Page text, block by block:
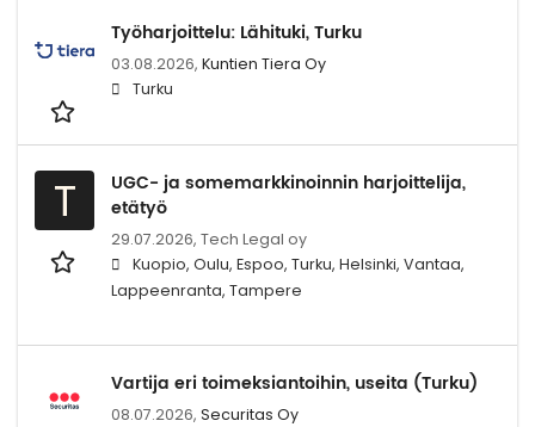
Työharjoittelu: Lähituki, Turku
03.08.2026, Kuntien Tiera Oy
Turku
T
UGC- ja somemarkkinoinnin harjoittelija,
etätyö
29.07.2026, Tech Legal oy
Kuopio, Oulu, Espoo, Turku, Helsinki, Vantaa,
Lappeenranta, Tampere
Vartija eri toimeksiantoihin, useita (Turku)
08.07.2026, Securitas Oy